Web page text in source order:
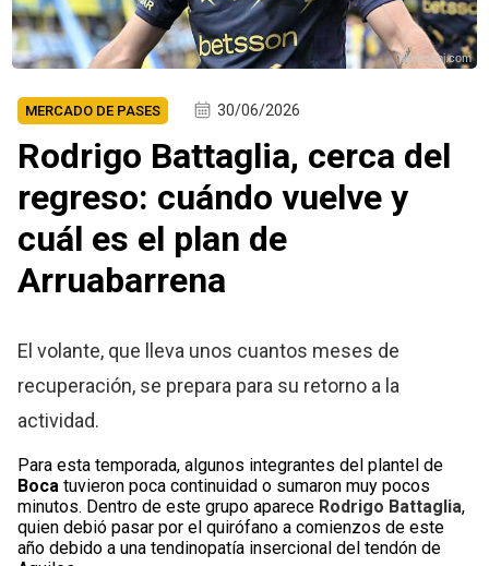
planetabj.com
MERCADO DE PASES 30/06/2026
Rodrigo Battaglia, cerca del
regreso: cuándo vuelve y
cuál es el plan de
Arruabarrena
El volante, que lleva unos cuantos meses de
recuperación, se prepara para su retorno a la
actividad.
Para esta temporada, algunos integrantes del plantel de
Bocatuvieron poca continuidad o sumaron muy pocos
minutos. Dentro de este grupo aparece Rodrigo Battaglia,
quien debió pasar por el quirófano a comienzos de este
año debido a una tendinopatía insercional del tendón de